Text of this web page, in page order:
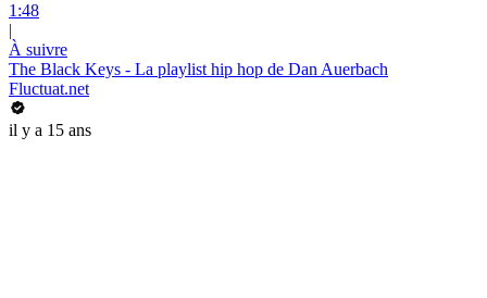
1:48
|
À suivre
The Black Keys - La playlist hip hop de Dan Auerbach
Fluctuat.net
il y a 15 ans